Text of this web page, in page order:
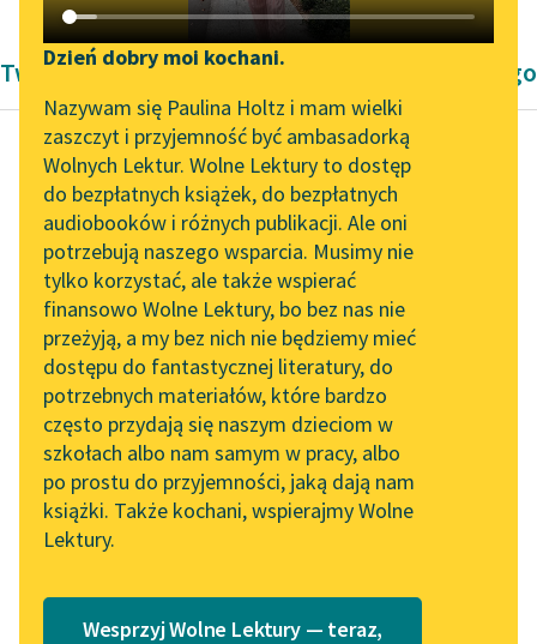
Katalog DAISY
Podkasty o książkach
Zgłoś brak utworu
Aktualności
Zapraszamy na spotkanie
online z tłumaczkami
literatury skandynawskiej
Spotkanie z Katarzyną
Tunkiel w Oslo
Wolne Lektury na 32.
Pol’and’Rock Festivalu
„Kochanek Lady
Chatterley” do słuchania
na Wolnych Lekturach
Nowy audiobook –
„Marzenie o Oriencie”
Narzędzia
Mapa Wolnych Lektur
Leśmianator
Przewodnik dla piszących i
czytających
API
OAI-PMH
Widget Wolnych Lektur
Przypisy
Katalog w formacie PDF
Dzień dobry moi kochani.
Nazywam się Paulina Holtz i mam wielki
zaszczyt i przyjemność być ambasadorką
Wolnych Lektur. Wolne Lektury to dostęp
do bezpłatnych książek, do bezpłatnych
audiobooków i różnych publikacji. Ale oni
potrzebują naszego wsparcia. Musimy nie
tylko korzystać, ale także wspierać
finansowo Wolne Lektury, bo bez nas nie
przeżyją, a my bez nich nie będziemy mieć
dostępu do fantastycznej literatury, do
potrzebnych materiałów, które bardzo
często przydają się naszym dzieciom w
szkołach albo nam samym w pracy, albo
po prostu do przyjemności, jaką dają nam
książki. Także kochani, wspierajmy Wolne
Lektury.
Wesprzyj Wolne Lektury — teraz,
Twórczość Konstantego Ildefonsa Gałczyńskiego
Konstanty Ildefons
Gałczyński
Muzie nóżki całuję
«Kogutek»? nie uleczy.
Przyjaciel? nie pocieszy.
Nie ma przyjaciół.
Rannyś? Ten świat jest
borem,
rąbałeś...
Czytaj więcej
Konstanty Ildefons